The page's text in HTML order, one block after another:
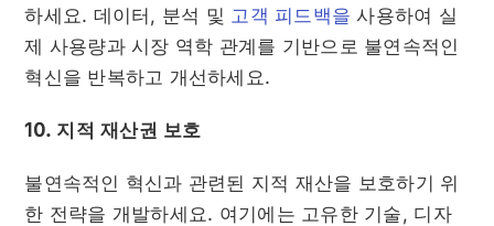
하세요. 데이터, 분석 및 고객 피드백을 사용하여 실
제 사용량과 시장 역학 관계를 기반으로 불연속적인
혁신을 반복하고 개선하세요.
10. 지적 재산권 보호
불연속적인 혁신과 관련된 지적 재산을 보호하기 위
한 전략을 개발하세요. 여기에는 고유한 기술, 디자